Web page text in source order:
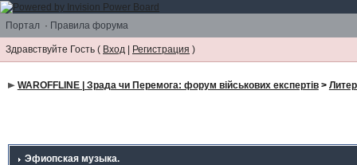
Портал · Правила форума
Здравствуйте Гость ( Вход | Регистрация )
WAROFFLINE | Зрада чи Перемога: форум військових експертів>
Эфиопская музыка.